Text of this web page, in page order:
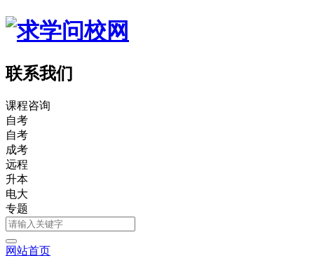
联系我们
课程咨询
自考
自考
成考
远程
升本
电大
专题
网站首页